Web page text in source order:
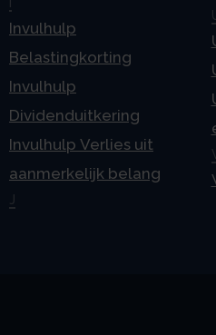
Invulhulp
Belastingkorting
Invulhulp
Dividenduitkering
Invulhulp Verlies uit
aanmerkelijk belang
J